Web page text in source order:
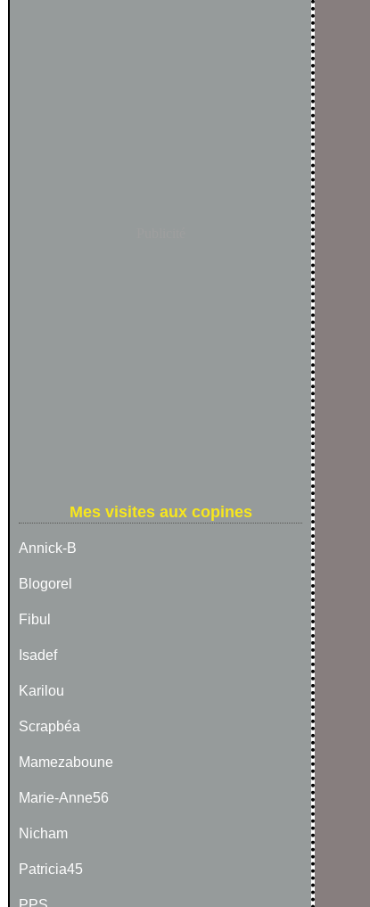
Mes visites aux copines
Annick-B
Blogorel
Fibul
Isadef
Karilou
Scrapbéa
Mamezaboune
Marie-Anne56
Nicham
Patricia45